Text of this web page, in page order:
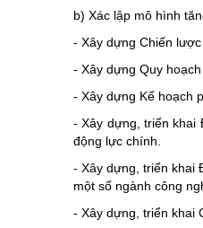
b) Xác lập mô hình
- Xây dựng Chiến
- Xây dựng Quy
- Xây dựng Kế hoạch
- Xây dựng, triển khai
động lực chính.
- Xây dựng, triển khai
một số ngành công
- Xây dựng, triển khai